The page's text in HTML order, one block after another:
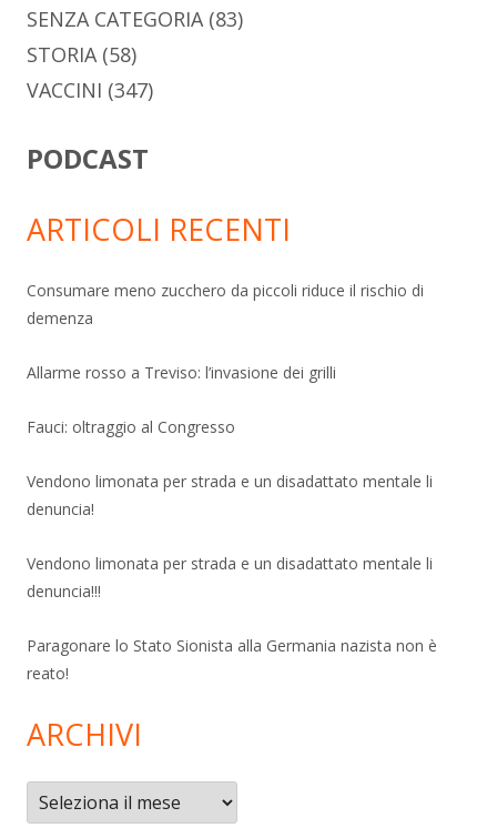
SENZA CATEGORIA(83)
STORIA(58)
VACCINI (347)
PODCAST
ARTICOLI RECENTI
Consumare meno zucchero da piccoli riduce il rischio di
demenza
Allarme rosso a Treviso: l’invasione dei grilli
Fauci: oltraggio al Congresso
Vendono limonata per strada e un disadattato mentale li
denuncia!
Vendono limonata per strada e un disadattato mentale li
denuncia!!!
Paragonare lo Stato Sionista alla Germania nazista non è
reato!
ARCHIVI
Archivi